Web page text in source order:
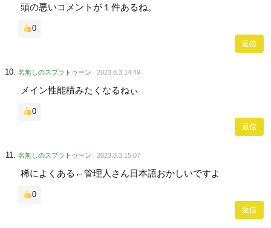
頭の悪いコメントが１件あるね。
0
返信
名無しのスプラトゥーン 2023.8.3 14:49
メイン性能積みたくなるねぃ
0
返信
名無しのスプラトゥーン 2023.8.3 15:07
稀によくある←管理人さん日本語おかしいですよ
0
返信